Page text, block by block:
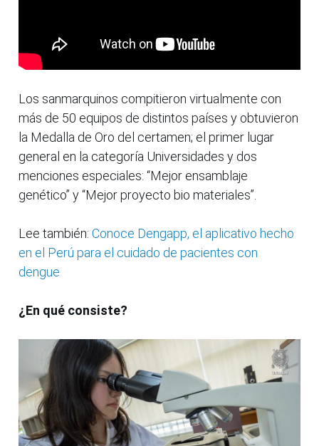
Los sanmarquinos compitieron virtualmente con
más de 50 equipos de distintos países y obtuvieron
la Medalla de Oro del certamen; el primer lugar
general en la categoría Universidades y dos
menciones especiales: “Mejor ensamblaje
genético” y “Mejor proyecto bio materiales”.
Lee también: Conoce Dengapp, el aplicativo hecho
en el Perú para el cuidado de pacientes con
dengue
¿En qué consiste?